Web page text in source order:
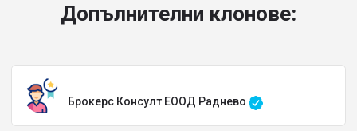
Допълнителни клонове:
Брокерс Консулт ЕООД Раднево